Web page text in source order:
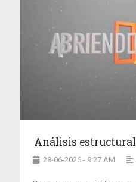
Análisis
28-06-2026 - 9:27 AM